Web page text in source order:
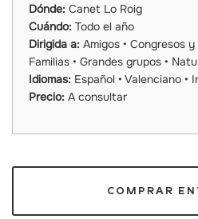
Dónde: Canet Lo Roig
Cuándo: Todo el año
Dirigida a: Amigos • Congresos
Familias • Grandes grupos •
Idiomas: Español • Valenciano •
Precio: A consultar
COMPRAR